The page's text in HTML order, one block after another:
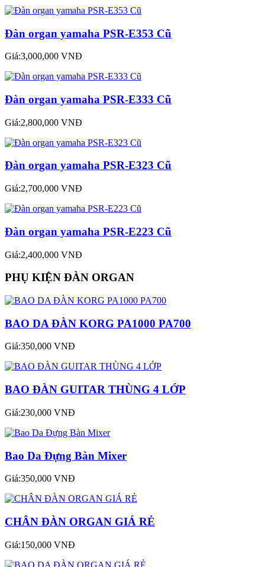
Đàn organ yamaha PSR-E353 Cũ
Giá:3,000,000 VNĐ
Đàn organ yamaha PSR-E333 Cũ
Giá:2,800,000 VNĐ
Đàn organ yamaha PSR-E323 Cũ
Giá:2,700,000 VNĐ
Đàn organ yamaha PSR-E223 Cũ
Giá:2,400,000 VNĐ
PHỤ KIỆN ĐÀN ORGAN
BAO DA ĐÀN KORG PA1000 PA700
Giá:350,000 VNĐ
BAO ĐÀN GUITAR THÙNG 4 LỚP
Giá:230,000 VNĐ
Bao Da Đựng Bàn Mixer
Giá:350,000 VNĐ
CHÂN ĐÀN ORGAN GIÁ RẺ
Giá:150,000 VNĐ